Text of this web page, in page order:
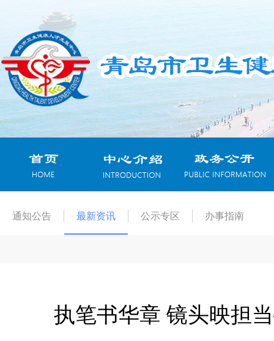
通知公告 最新资讯 公示专区 办事指南
执笔书华章 镜头映担